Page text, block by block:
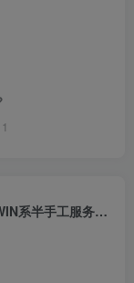
1
《天命6修复版》稀有横版卡牌手游最新整理WIN系半手工服务端+安卓+GM后台+解密工具+详细搭建教程